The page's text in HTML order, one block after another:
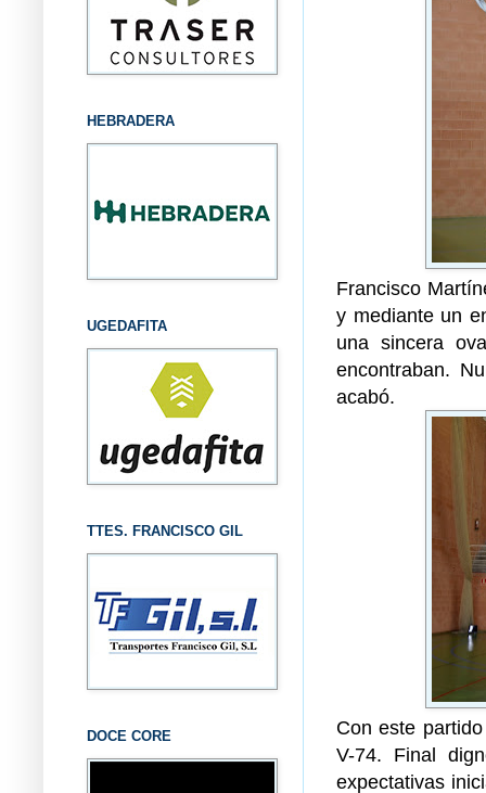
Francisco
y mediante un
una sincera
encontraban.
acabó.
Con este
V-74. Final
expectativas
HEBRADERA
UGEDAFITA
TTES. FRANCISCO GIL
DOCE CORE